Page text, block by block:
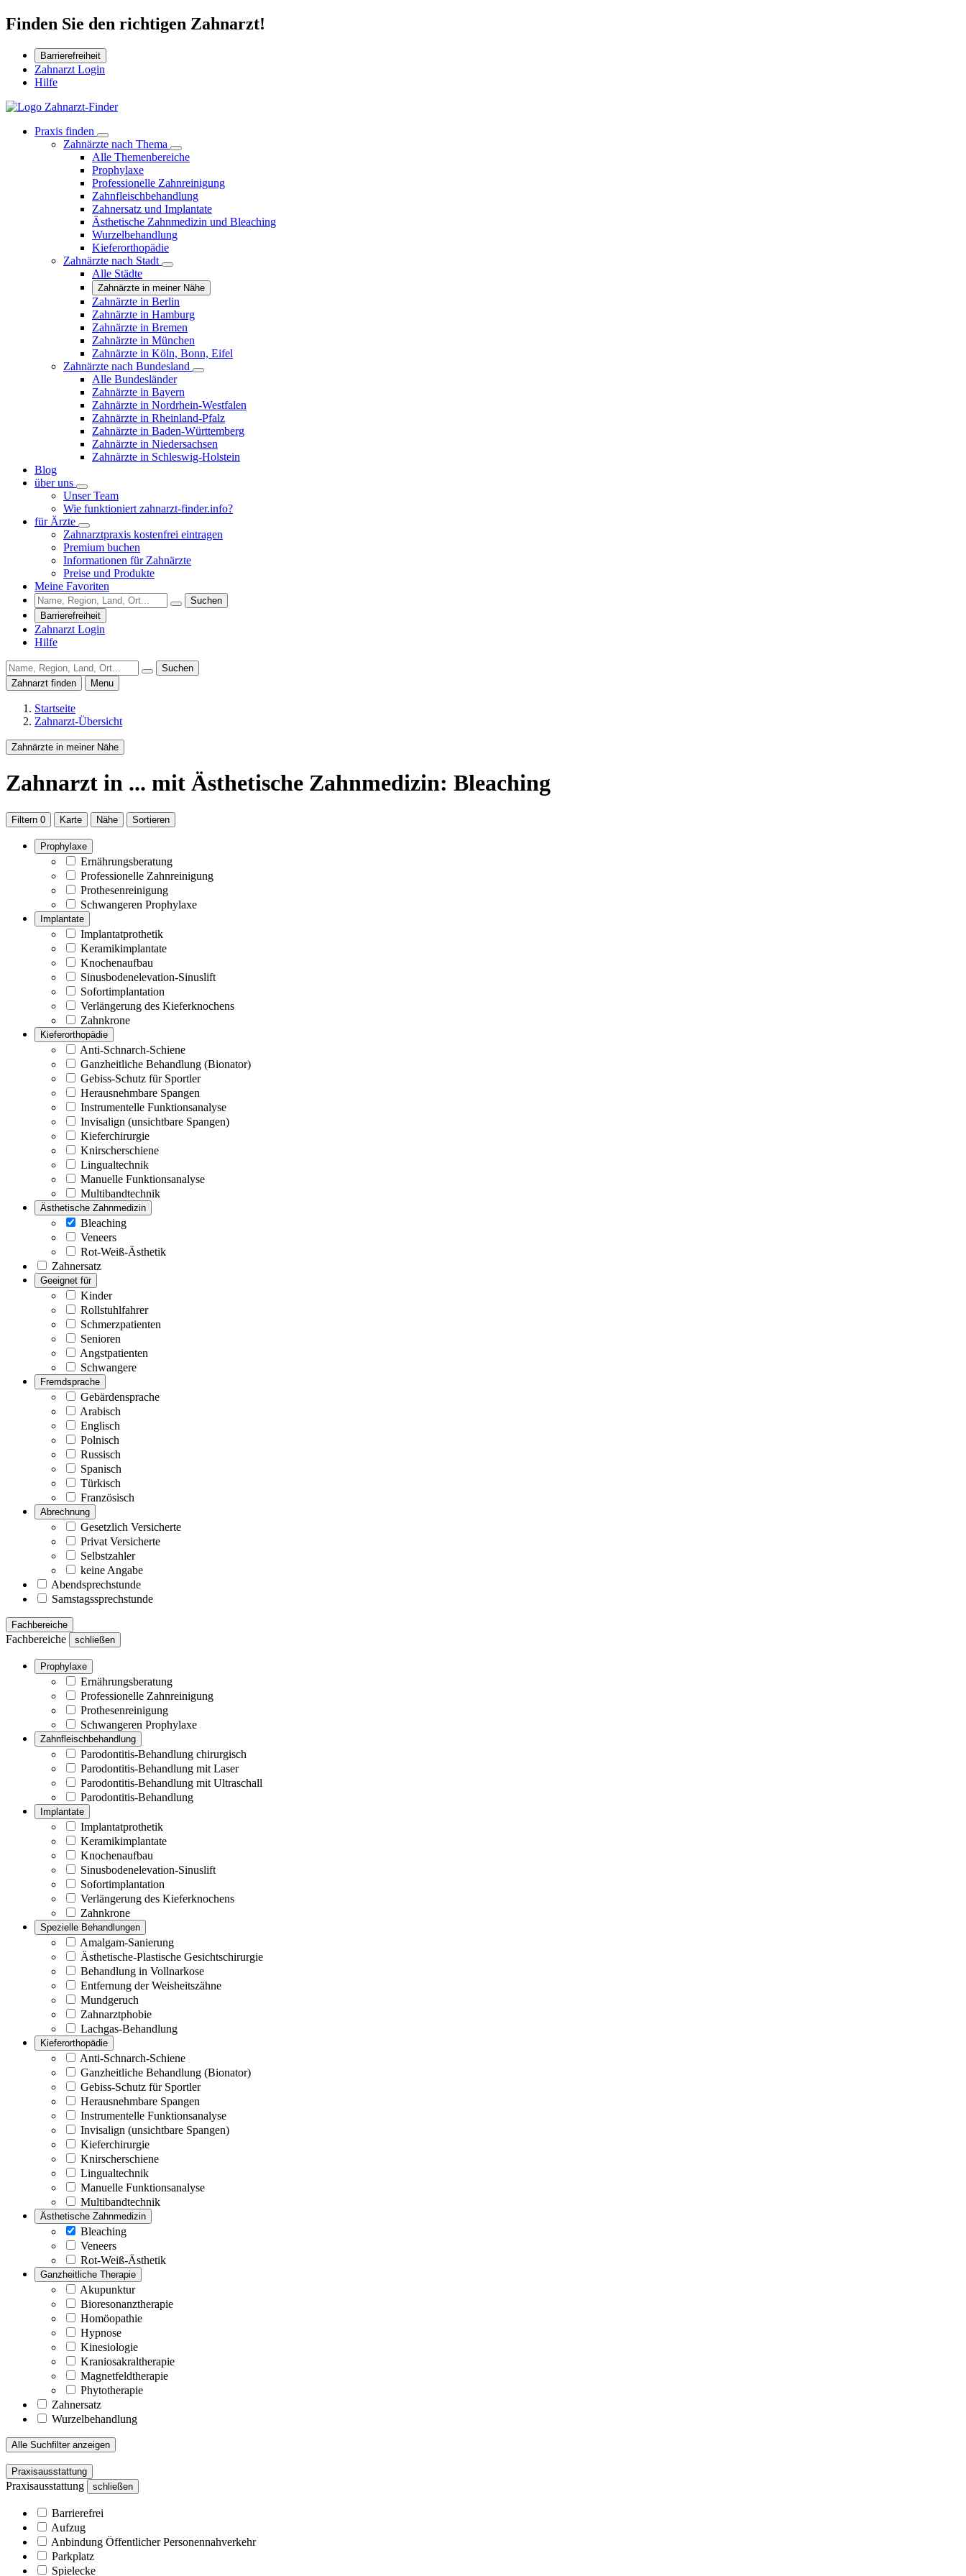
Finden Sie den richtigen Zahnarzt!
Barrierefreiheit
Zahnarzt Login
Hilfe
Praxis finden
Zahnärzte nach Thema
Alle Themenbereiche
Prophylaxe
Professionelle Zahnreinigung
Zahnfleischbehandlung
Zahnersatz und Implantate
Ästhetische Zahnmedizin und Bleaching
Wurzelbehandlung
Kieferorthopädie
Zahnärzte nach Stadt
Alle Städte
Zahnärzte in meiner Nähe
Zahnärzte in Berlin
Zahnärzte in Hamburg
Zahnärzte in Bremen
Zahnärzte in München
Zahnärzte in Köln, Bonn, Eifel
Zahnärzte nach Bundesland
Alle Bundesländer
Zahnärzte in Bayern
Zahnärzte in Nordrhein-Westfalen
Zahnärzte in Rheinland-Pfalz
Zahnärzte in Baden-Württemberg
Zahnärzte in Niedersachsen
Zahnärzte in Schleswig-Holstein
Blog
über uns
Unser Team
Wie funktioniert zahnarzt-finder.info?
für Ärzte
Zahnarztpraxis kostenfrei eintragen
Premium buchen
Informationen für Zahnärzte
Preise und Produkte
Meine Favoriten
Suchen
Barrierefreiheit
Zahnarzt Login
Hilfe
Suchen
Zahnarzt finden
Menu
Startseite
Zahnarzt-Übersicht
Zahnärzte in meiner Nähe
Zahnarzt in ... mit Ästhetische Zahnmedizin: Bleaching
Filtern 0 Karte Nähe Sortieren
Prophylaxe
Ernährungsberatung
Professionelle Zahnreinigung
Prothesenreinigung
Schwangeren Prophylaxe
Implantate
Implantatprothetik
Keramikimplantate
Knochenaufbau
Sinusbodenelevation-Sinuslift
Sofortimplantation
Verlängerung des Kieferknochens
Zahnkrone
Kieferorthopädie
Anti-Schnarch-Schiene
Ganzheitliche Behandlung (Bionator)
Gebiss-Schutz für Sportler
Herausnehmbare Spangen
Instrumentelle Funktionsanalyse
Invisalign (unsichtbare Spangen)
Kieferchirurgie
Knirscherschiene
Lingualtechnik
Manuelle Funktionsanalyse
Multibandtechnik
Ästhetische Zahnmedizin
Bleaching
Veneers
Rot-Weiß-Ästhetik
Zahnersatz
Geeignet für
Kinder
Rollstuhlfahrer
Schmerzpatienten
Senioren
Angstpatienten
Schwangere
Fremdsprache
Gebärdensprache
Arabisch
Englisch
Polnisch
Russisch
Spanisch
Türkisch
Französisch
Abrechnung
Gesetzlich Versicherte
Privat Versicherte
Selbstzahler
keine Angabe
Abendsprechstunde
Samstagssprechstunde
Fachbereiche
Fachbereiche schließen
Prophylaxe
Ernährungsberatung
Professionelle Zahnreinigung
Prothesenreinigung
Schwangeren Prophylaxe
Zahnfleischbehandlung
Parodontitis-Behandlung chirurgisch
Parodontitis-Behandlung mit Laser
Parodontitis-Behandlung mit Ultraschall
Parodontitis-Behandlung
Implantate
Implantatprothetik
Keramikimplantate
Knochenaufbau
Sinusbodenelevation-Sinuslift
Sofortimplantation
Verlängerung des Kieferknochens
Zahnkrone
Spezielle Behandlungen
Amalgam-Sanierung
Ästhetische-Plastische Gesichtschirurgie
Behandlung in Vollnarkose
Entfernung der Weisheitszähne
Mundgeruch
Zahnarztphobie
Lachgas-Behandlung
Kieferorthopädie
Anti-Schnarch-Schiene
Ganzheitliche Behandlung (Bionator)
Gebiss-Schutz für Sportler
Herausnehmbare Spangen
Instrumentelle Funktionsanalyse
Invisalign (unsichtbare Spangen)
Kieferchirurgie
Knirscherschiene
Lingualtechnik
Manuelle Funktionsanalyse
Multibandtechnik
Ästhetische Zahnmedizin
Bleaching
Veneers
Rot-Weiß-Ästhetik
Ganzheitliche Therapie
Akupunktur
Bioresonanztherapie
Homöopathie
Hypnose
Kinesiologie
Kraniosakraltherapie
Magnetfeldtherapie
Phytotherapie
Zahnersatz
Wurzelbehandlung
Alle Suchfilter anzeigen
Praxisausstattung
Praxisausstattung schließen
Barrierefrei
Aufzug
Anbindung Öffentlicher Personennahverkehr
Parkplatz
Spielecke